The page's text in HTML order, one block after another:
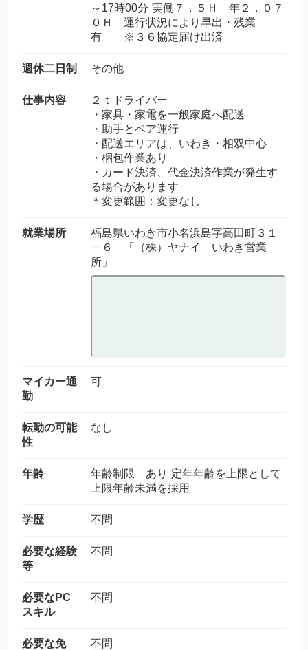
～17時00分 実働７．５Ｈ 年２，０７
０Ｈ 運行状況により早出・残業
有 ※３６協定届け出済
週休二日制 その他
仕事内容
２ｔドライバー
・家具・家電を一般家庭へ配送
・助手とペア運行
・配送エリアは、いわき・相双中心
・梱包作業あり
・カード決済、代金決済作業が発生す
る場合があります
＊変更範囲：変更なし
就業場所
福島県いわき市小名浜島字高田町３１
－６ 「（株）ヤナイ いわき営業
所」
マイカー通
勤
可
転勤の可能
性
なし
年齢
年齢制限 あり 定年年齢を上限として
上限年齢未満を採用
学歴 不問
必要な経験
等
不問
必要なPC
スキル
不問
必要な免
不問